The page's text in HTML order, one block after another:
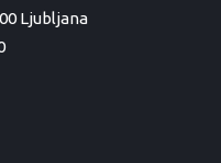
Ljubljana